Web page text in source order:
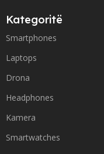
Kategoritë
Smartphones
Laptops
Drona
Headphones
Kamera
Smartwatches